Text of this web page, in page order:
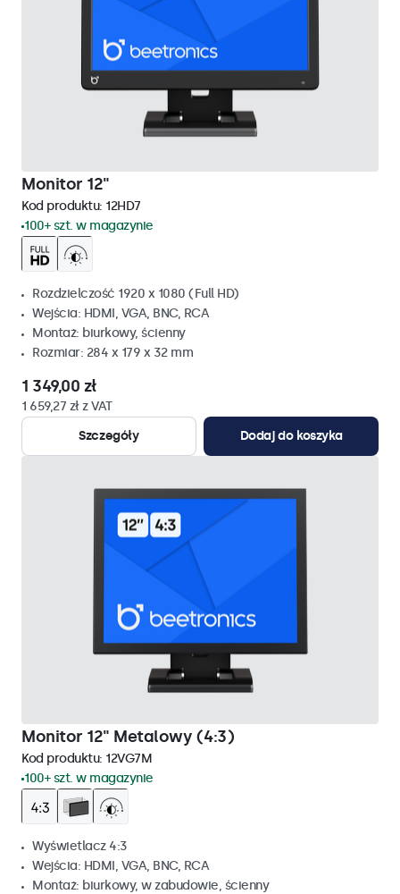
Monitor 12"
Kod produktu: 12HD7
100+ szt. w magazynie
Rozdzielczość 1920 x 1080 (Full HD)
Wejścia: HDMI, VGA, BNC, RCA
Montaż: biurkowy, ścienny
Rozmiar: 284 x 179 x 32 mm
1 349,00 zł
1 659,27 zł z VAT
Szczegóły
Dodaj do koszyka
Monitor 12" Metalowy (4:3)
Kod produktu: 12VG7M
100+ szt. w magazynie
Wyświetlacz 4:3
Wejścia: HDMI, VGA, BNC, RCA
Montaż: biurkowy, w zabudowie, ścienny